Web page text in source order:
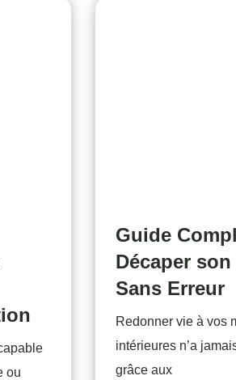
ou
Guide
Décaper
Sans Erreur
Redonner vie à vos
intérieures n’a
grâce aux